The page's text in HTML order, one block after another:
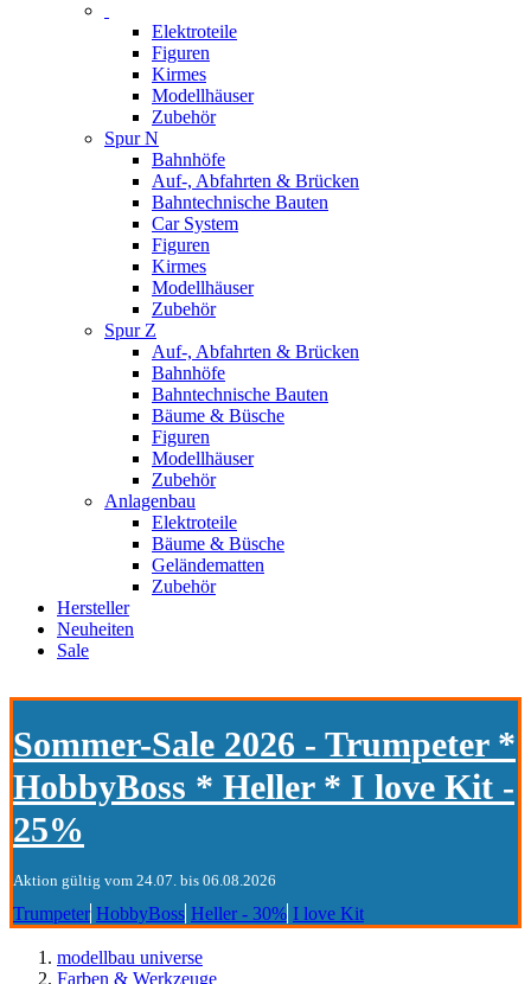
Elektroteile
Figuren
Kirmes
Modellhäuser
Zubehör
Spur N
Bahnhöfe
Auf-, Abfahrten & Brücken
Bahntechnische Bauten
Car System
Figuren
Kirmes
Modellhäuser
Zubehör
Spur Z
Auf-, Abfahrten & Brücken
Bahnhöfe
Bahntechnische Bauten
Bäume & Büsche
Figuren
Modellhäuser
Zubehör
Anlagenbau
Elektroteile
Bäume & Büsche
Geländematten
Zubehör
Hersteller
Neuheiten
Sale
Sommer-Sale 2026 - Trumpeter *
HobbyBoss * Heller * I love Kit -
25%
Aktion gültig vom 24.07. bis 06.08.2026
Trumpeter HobbyBoss Heller - 30% I love Kit
modellbau universe
Farben & Werkzeuge